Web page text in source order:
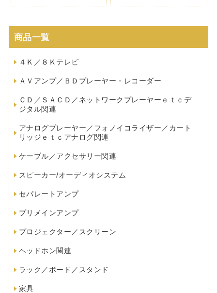
商品一覧
４Ｋ／８Ｋテレビ
ＡＶアンプ／ＢＤプレーヤー・レコーダー
ＣＤ／ＳＡＣＤ／ネットワークプレーヤーｅｔｃデ
ジタル関連
アナログプレーヤー／フォノイコライザー／カート
リッジｅｔｃアナログ関連
ケーブル／アクセサリー関連
スピーカー/オーディオシステム
セパレートアンプ
プリメインアンプ
プロジェクター／スクリーン
ヘッドホン関連
ラック／ボード／スタンド
家具